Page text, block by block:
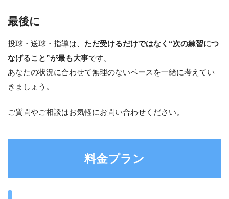
最後に
投球・送球・指導は、 ただ受けるだけではなく“次の練習につ
なげること”が最も大事です。
あなたの状況に合わせて無理のないペースを一緒に考えてい
きましょう。
ご質問やご相談はお気軽にお問い合わせください。
料金プラン